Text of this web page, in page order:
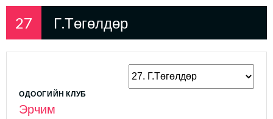
27 Г.Төгөлдөр
ОДООГИЙН КЛУБ
Эрчим